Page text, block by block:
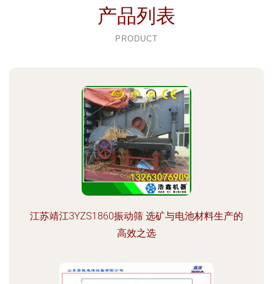
产品列表
PRODUCT
江苏靖江3YZS1860振动筛 选矿与电池材料生产的
高效之选